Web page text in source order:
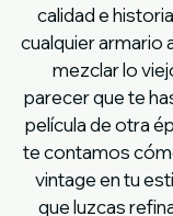
calidad e
cualquier armario
mezclar lo
parecer que te
película de otra
te contamos
vintage en tu
que luzcas